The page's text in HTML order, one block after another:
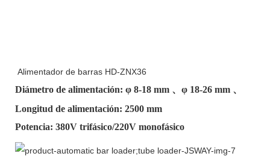
Alimentador de barras HD-ZNX36
Diámetro de alimentación: φ 8-18 mm 、φ 18-26 mm 、
Longitud de alimentación: 2500 mm
Potencia: 380V trifásico/220V monofásico